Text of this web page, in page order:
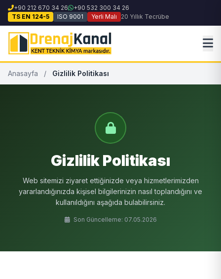
+90 212 670 34 26
+90 532 300 34 26
TS EN 124-5
ISO 9001 Yerli Malı 20 Yıllık Tecrübe
Anasayfa / Gizlilik Politikası
Gizlilik Politikası
Web sitemizi ziyaret ettiğinizde veya hizmetlerimizden
yararlandığınızda kişisel bilgilerinizin nasıl toplandığını ve
kullanıldığını aşağıda bulabilirsiniz.
Son Güncelleme: 07.05.2026